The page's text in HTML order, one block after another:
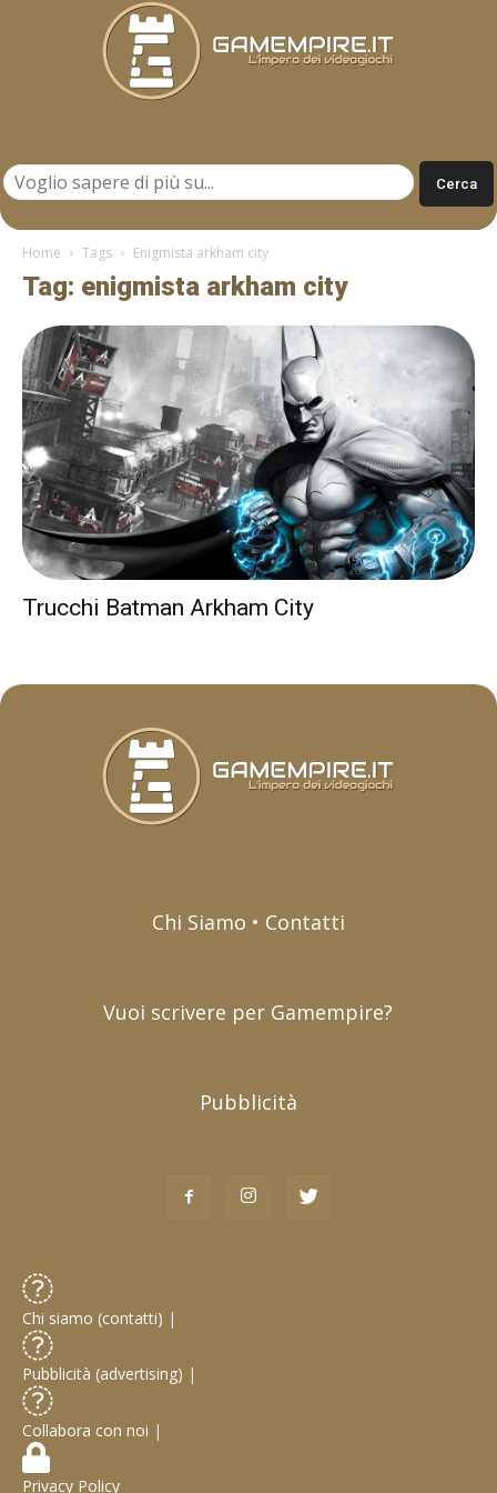
Home Tags Enigmista arkham city
Tag: enigmista arkham city
Trucchi Batman Arkham City
Chi Siamo • Contatti
Vuoi scrivere per Gamempire?
Pubblicità
Chi siamo (contatti) |
Pubblicità (advertising) |
Collabora con noi |
Privacy Policy